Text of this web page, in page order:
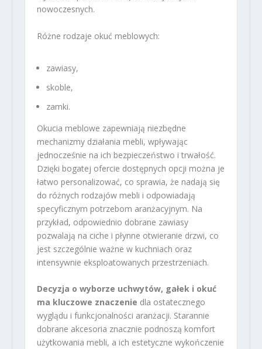
nowoczesnych.
Różne rodzaje okuć meblowych:
zawiasy,
skoble,
zamki.
Okucia meblowe zapewniają niezbędne
mechanizmy działania mebli, wpływając
jednocześnie na ich bezpieczeństwo i trwałość.
Dzięki bogatej ofercie dostępnych opcji można je
łatwo personalizować, co sprawia, że nadają się
do różnych rodzajów mebli i odpowiadają
specyficznym potrzebom aranżacyjnym. Na
przykład, odpowiednio dobrane zawiasy
pozwalają na ciche i płynne otwieranie drzwi, co
jest szczególnie ważne w kuchniach oraz
intensywnie eksploatowanych przestrzeniach.
Decyzja o wyborze uchwytów, gałek i okuć
ma kluczowe znaczenie dla ostatecznego
wyglądu i funkcjonalności aranżacji. Starannie
dobrane akcesoria znacznie podnoszą komfort
użytkowania mebli, a ich estetyczne wykończenie